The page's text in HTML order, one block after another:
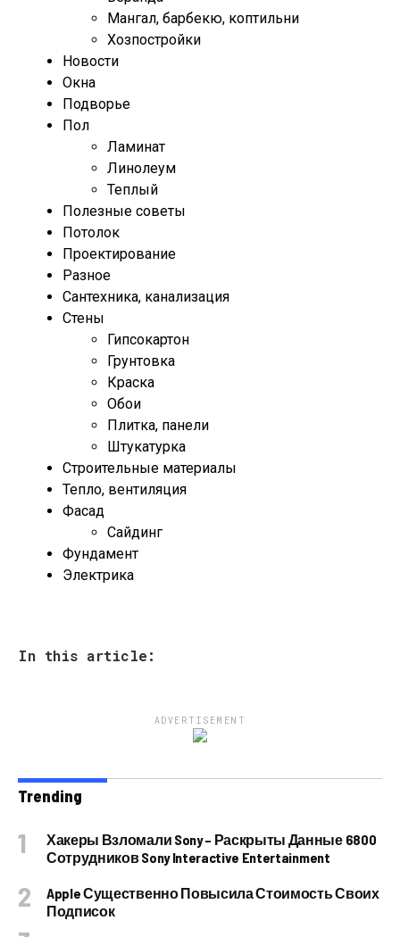
Мангал, барбекю, коптильни
Хозпостройки
Новости
Окна
Подворье
Пол
Ламинат
Линолеум
Теплый
Полезные советы
Потолок
Проектирование
Разное
Сантехника, канализация
Стены
Гипсокартон
Грунтовка
Краска
Обои
Плитка, панели
Штукатурка
Строительные материалы
Тепло, вентиляция
Фасад
Сайдинг
Фундамент
Электрика
In this article:
ADVERTISEMENT
Trending
Хакеры Взломали Sony – Раскрыты Данные 6800
Сотрудников Sony Interactive Entertainment
Apple Существенно Повысила Стоимость Своих
Подписок